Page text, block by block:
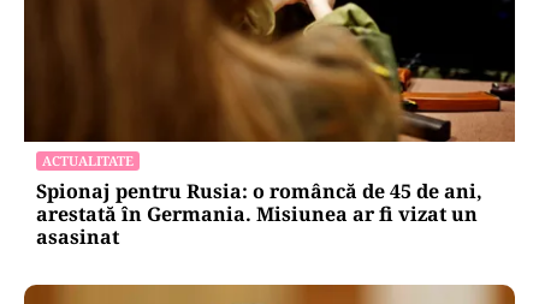
ACTUALITATE
Spionaj pentru Rusia: o româncă de 45 de ani,
arestată în Germania. Misiunea ar fi vizat un
asasinat